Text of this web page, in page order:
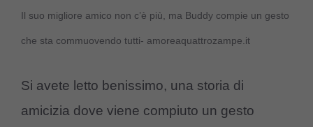
Il suo migliore amico non c’è più, ma Buddy compie un gesto
che sta commuovendo tutti- amoreaquattrozampe.it
Si avete letto benissimo, una storia di
amicizia dove viene compiuto un gesto